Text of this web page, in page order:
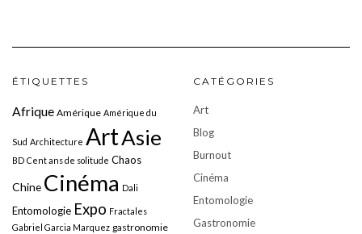
ÉTIQUETTES
Afrique Amérique Amérique du
Sud Architecture ArtAsie
BD Cent ans de solitude Chaos
Chine Cinéma Dali
Entomologie Expo Fractales
Gabriel Garcia Marquez gastronomie
CATÉGORIES
Art
Blog
Burnout
Cinéma
Entomologie
Gastronomie